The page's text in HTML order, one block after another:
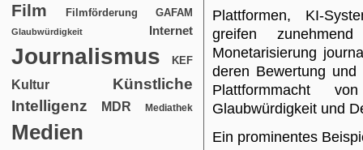
Film Filmförderung GAFAM
Glaubwürdigkeit Internet
Journalismus KEF
Kultur
Künstliche
Intelligenz
MDR Mediathek
Medien
Plattformen, KI-
greifen
Monetarisierung
deren Bewertung
Plattformmacht
Glaubwürdigkeit und
Ein prominentes